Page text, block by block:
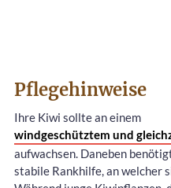
Pflegehinweise
Ihre Kiwi sollte an einem
windgeschütztem und
aufwachsen. Daneben
stabile Rankhilfe, an welcher